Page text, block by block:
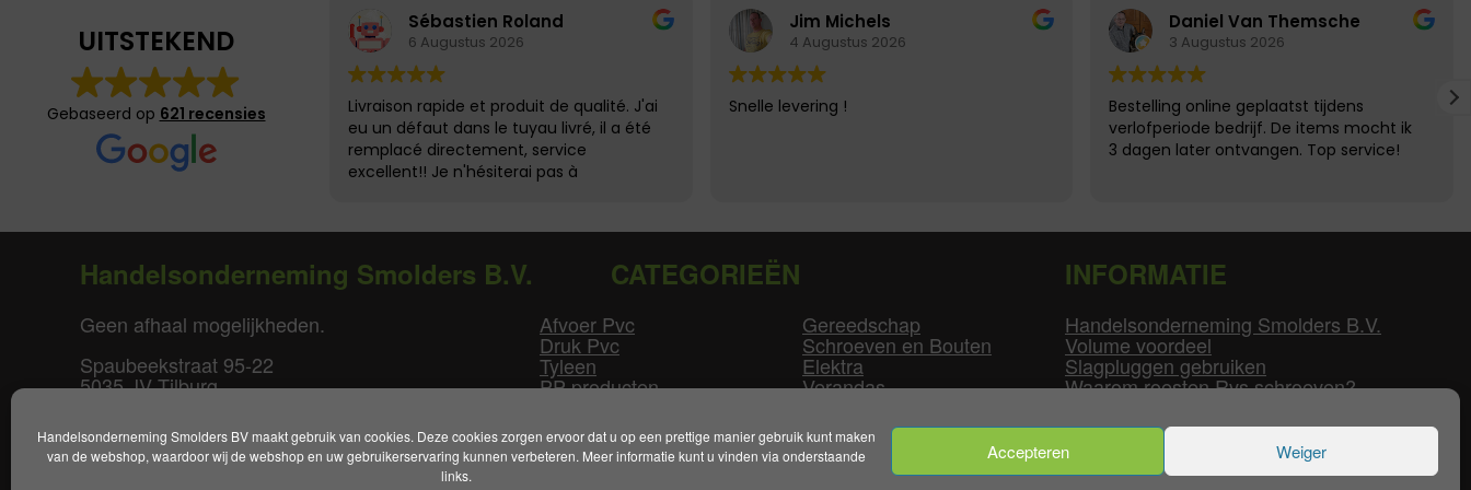
Handelsonderneming Smolders BV maakt gebruik van cookies. Deze cookies zorgen ervoor dat u op een prettige manier gebruik kunt maken
van de webshop, waardoor wij de webshop en uw gebruikerservaring kunnen verbeteren. Meer informatie kunt u vinden via onderstaande
links.
Accepteren Weiger
UITSTEKEND
Gebaseerd op 621 recensies
Sébastien Roland
6 Augustus 2026
Livraison rapide et produit de qualité. J'ai
eu un défaut dans le tuyau livré, il a été
remplacé directement, service
excellent!! Je n'hésiterai pas à
Jim Michels
4 Augustus 2026
Snelle levering !
Daniel Van Themsche
3 Augustus 2026
Bestelling online geplaatst tijdens
verlofperiode bedrijf. De items mocht ik
3 dagen later ontvangen. Top service!
Handelsonderneming Smolders B.V.
Geen afhaal mogelijkheden.
Spaubeekstraat 95-22
5035 JV Tilburg
T. +31(0)85-0640877
E.info@smoldersbv.nl
CATEGORIEËN
Afvoer Pvc
Druk Pvc
Tyleen
PP producten
GLW producten
Gereedschap
Schroeven en Bouten
Elektra
Verandas
Overige
INFORMATIE
Handelsonderneming Smolders B.V.
Volume voordeel
Slagpluggen gebruiken
Waarom roesten Rvs schroeven?
Pvc-buizen diameters
Flenzen tabel